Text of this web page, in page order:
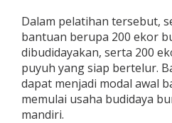
Dalam pelatihan tersebut,
bantuan berupa 200 ekor
dibudidayakan, serta 200
puyuh yang siap bertelur.
dapat menjadi modal awal
memulai usaha budidaya
mandiri.